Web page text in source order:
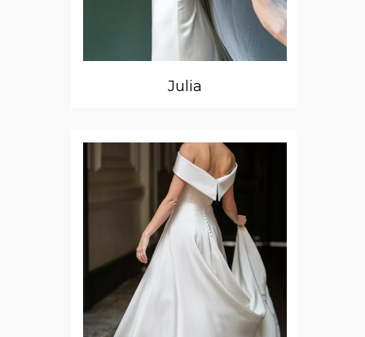
Julia